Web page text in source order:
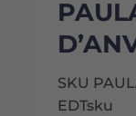
SKU
EDTsku